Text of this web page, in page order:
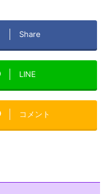
Share
LINE
コメント